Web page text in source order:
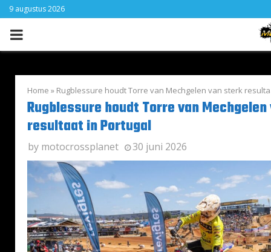
9 augustus 2026
PRIMARY
Home » Rugblessure houdt Torre van Mechgelen van sterk
Rugblessure houdt Torre van
resultaat in Portugal
by motocrossplanet 30 juni 2026